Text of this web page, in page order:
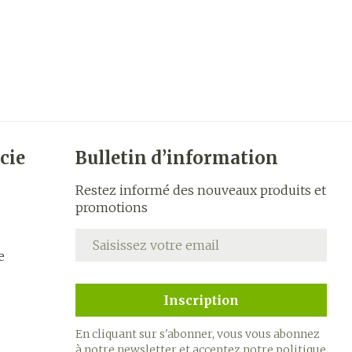
Bulletin d’information
Restez informé des nouveaux produits et
promotions
Inscription
En cliquant sur s'abonner, vous vous abonnez